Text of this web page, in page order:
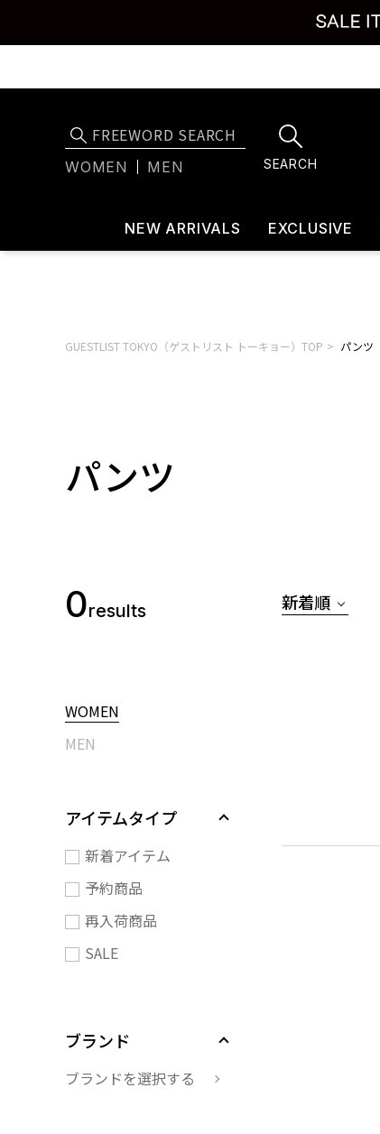
WOMEN MEN SEARCH
NEW ARRIVALS EXCLUSIVE
GUESTLIST TOKYO（ゲストリスト トーキョー）TOP パンツ
パンツ
0results
WOMEN
MEN
アイテムタイプ
新着アイテム
予約商品
再入荷商品
SALE
ブランド
ブランドを選択する
新着順